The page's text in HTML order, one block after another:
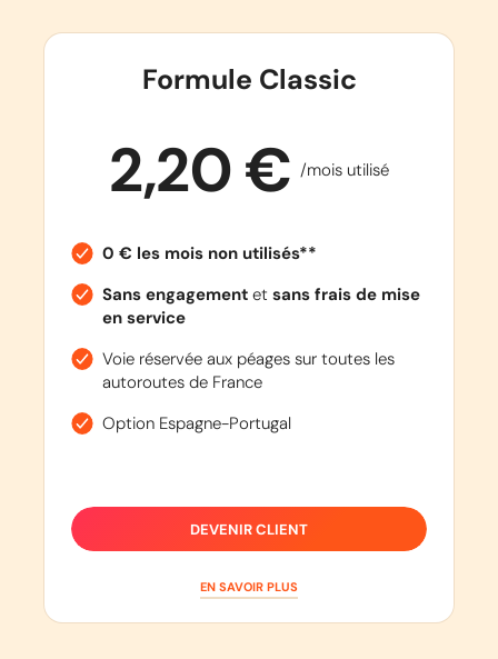
Formule Classic
2,20 € /mois utilisé
0 € les mois non utilisés**
Sans engagementet sans frais de mise
en service
Voie réservée aux péages sur toutes les
autoroutes de France
Option Espagne-Portugal
DEVENIR CLIENT
EN SAVOIR PLUS